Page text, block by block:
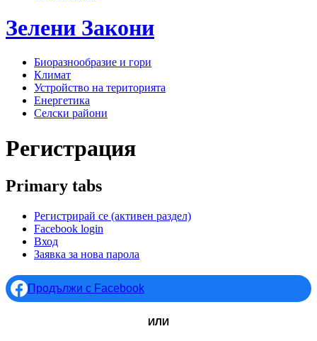
Зелени Закони
Биоразнообразие и гори
Климат
Устройство на територията
Енергетика
Селски райони
Регистрация
Primary tabs
Регистрирай се (активен раздел)
Facebook login
Вход
Заявка за нова парола
Продължи с Facebook
ИЛИ